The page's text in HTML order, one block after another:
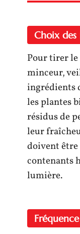
Choix
Pour tirer
minceur,
ingrédients
les plantes
résidus de
leur
doivent être
contenants
lumière.